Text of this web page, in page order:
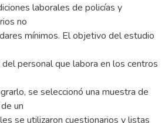
laborales de policías y
no
mínimos. El objetivo del estudio
personal que labora en los centros
se seleccionó una muestra de
un
se utilizaron cuestionarios y listas